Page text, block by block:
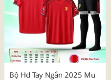
Bộ Hd Tay Ngắn 2025 Mu